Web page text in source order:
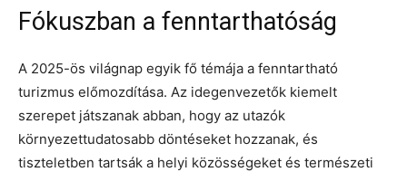
Fókuszban a fenntarthatóság
A 2025-ös világnap egyik fő témája a fenntartható
turizmus előmozdítása. Az idegenvezetők kiemelt
szerepet játszanak abban, hogy az utazók
környezettudatosabb döntéseket hozzanak, és
tiszteletben tartsák a helyi közösségeket és természeti